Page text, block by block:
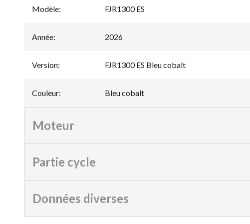
Modèle: FJR1300 ES
Année: 2026
Version: FJR1300 ES Bleu cobalt
Couleur: Bleu cobalt
Moteur
Partie cycle
Données diverses